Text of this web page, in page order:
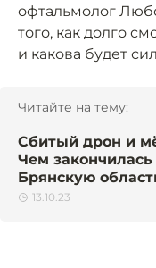
офтальмолог
того, как долго
и какова будет
Читайте на тему:
Сбитый дрон и
Чем
Брянскую
13.10.23